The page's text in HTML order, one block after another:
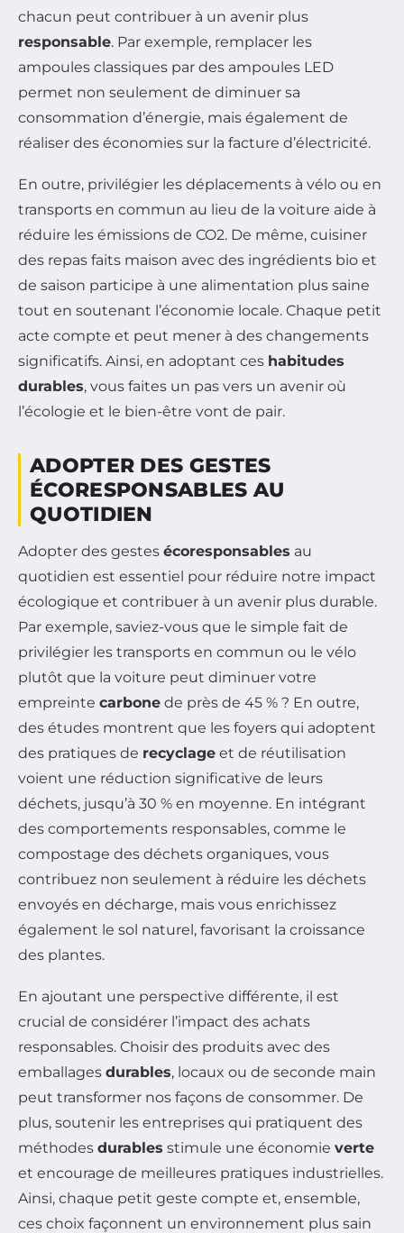
chacun peut contribuer à un avenir plus
responsable. Par exemple, remplacer les
ampoules classiques par des ampoules LED
permet non seulement de diminuer sa
consommation d’énergie, mais également de
réaliser des économies sur la facture d’électricité.
En outre, privilégier les déplacements à vélo ou en
transports en commun au lieu de la voiture aide à
réduire les émissions de CO2. De même, cuisiner
des repas faits maison avec des ingrédients bio et
de saison participe à une alimentation plus saine
tout en soutenant l’économie locale. Chaque petit
acte compte et peut mener à des changements
significatifs. Ainsi, en adoptant ces habitudes
durables, vous faites un pas vers un avenir où
l’écologie et le bien-être vont de pair.
ADOPTER DES GESTES
ÉCORESPONSABLES AU
QUOTIDIEN
Adopter des gestes écoresponsables au
quotidien est essentiel pour réduire notre impact
écologique et contribuer à un avenir plus durable.
Par exemple, saviez-vous que le simple fait de
privilégier les transports en commun ou le vélo
plutôt que la voiture peut diminuer votre
empreinte carbone de près de 45 % ? En outre,
des études montrent que les foyers qui adoptent
des pratiques de recyclage et de réutilisation
voient une réduction significative de leurs
déchets, jusqu’à 30 % en moyenne. En intégrant
des comportements responsables, comme le
compostage des déchets organiques, vous
contribuez non seulement à réduire les déchets
envoyés en décharge, mais vous enrichissez
également le sol naturel, favorisant la croissance
des plantes.
En ajoutant une perspective différente, il est
crucial de considérer l’impact des achats
responsables. Choisir des produits avec des
emballages durables, locaux ou de seconde main
peut transformer nos façons de consommer. De
plus, soutenir les entreprises qui pratiquent des
méthodes durables stimule une économie verte
et encourage de meilleures pratiques industrielles.
Ainsi, chaque petit geste compte et, ensemble,
ces choix façonnent un environnement plus sain